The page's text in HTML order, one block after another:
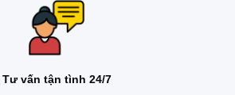
Tư vấn tận tình 24/7